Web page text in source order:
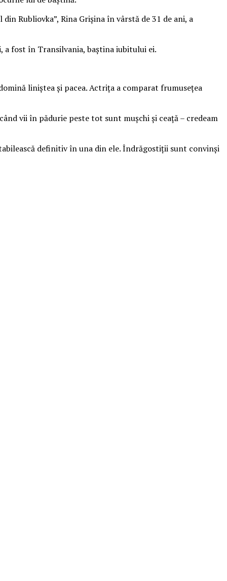
Rubliovka”, Rina Grișina în vârstă de 31 de ani, a
a fost în Transilvania, baștina iubitului ei.
liniștea și pacea. Actrița a comparat frumusețea
vii în pădurie peste tot sunt mușchi și ceață – credeam
definitiv în una din ele. Îndrăgostiții sunt convinși